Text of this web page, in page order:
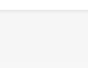
场）经过标准化市场